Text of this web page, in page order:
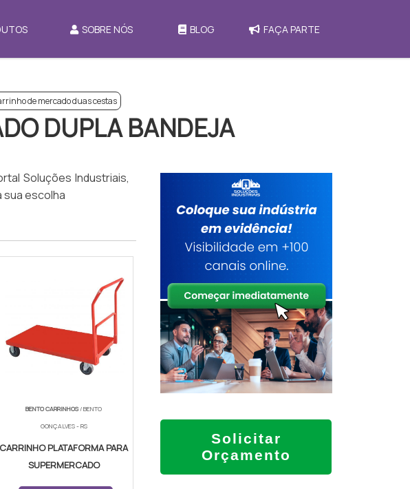
SOBRE NÓS BLOG FAÇA PARTE
de mercado duas cestas
DUPLA BANDEJA
Soluções Industriais,
escolha
BENTO CARRINHOS/ BENTO
GONÇALVES - RS
CARRINHO PLATAFORMA PARA
SUPERMERCADO
Solicitar
Orçamento